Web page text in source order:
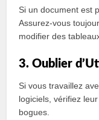
Si un document est
Assurez-vous
modifier des
3. Oublier
Si vous travaillez
logiciels, vérifiez
bogues.